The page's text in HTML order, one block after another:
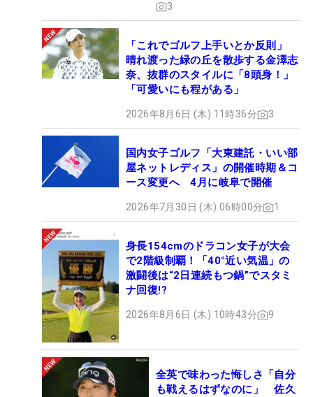
3
「これでゴルフ上手いとか反則」
晴れ渡った緑の丘を散歩する金澤志
奈、抜群のスタイルに「8頭身！」
「可愛いにも程がある」
2026年8月6日 (木) 11時36分 3
国内女子ゴルフ「大東建託・いい部
屋ネットレディス」の開催時期＆コ
ース変更へ 4月に岐阜で開催
2026年7月30日 (木) 06時00分 1
身長154cmのドラコン女子が大会
で2階級制覇！「40°近い気温」の
激闘後は“2日連続もつ鍋”でスタミ
ナ回復!?
2026年8月6日 (木) 10時43分 9
全英で味わった悔しさ「自分
も戦えるはずなのに」 佐久